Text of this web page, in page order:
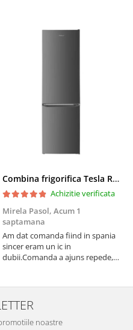
Combina frigorifica Tesla RC2600HXE, 262 l, Clasa E, Iluminare LED, dezghetare automata frigider, H 180 cm, Inox
Achizitie verificata
Mirela Pasol, Acum 1
saptamana
Am dat comanda fiind in spania
sincer eram un ic in
dubii.Comanda a ajuns repede,in
treaba,va multumesc pentru
rapiditate si
amabilitate,RECOMAND 100%
noastre